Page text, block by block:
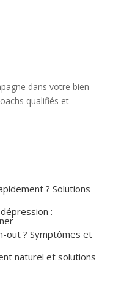
dans votre bien-
qualifiés et
? Solutions
:
out ? Symptômes et
naturel et solutions